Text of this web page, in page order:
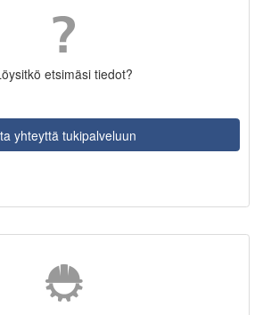
etsimäsi tiedot?
yhteyttä tukipalveluun